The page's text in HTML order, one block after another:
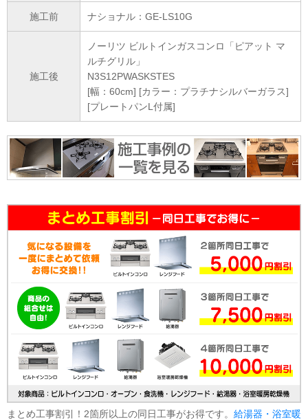
施工前 ナショナル：GE-LS10G
施工後
ノーリツ ビルトインガスコンロ「ピアット マ
ルチグリル」
N3S12PWASKSTES
[幅：60cm] [カラー：プラチナシルバーガラス]
[プレートパンL付属]
まとめ工事割引！2箇所以上の同日工事がお得です。 給湯器・浴室暖